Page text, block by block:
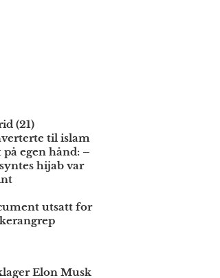
(21)
til islam
på egen hånd: –
syntes hijab var
utsatt for
Elon Musk